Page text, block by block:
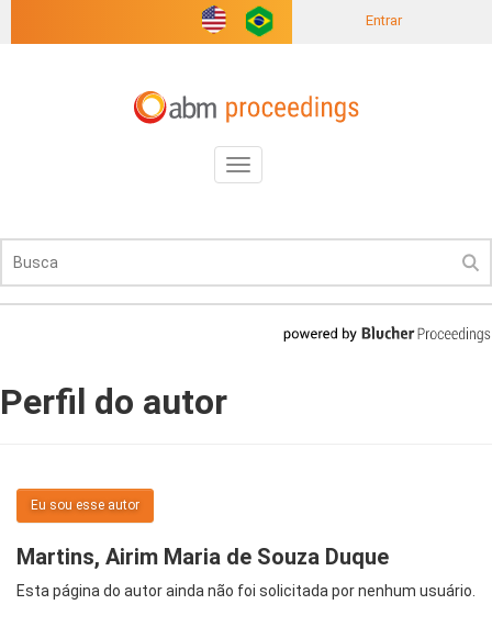
Entrar
Toggle
navigation
Perfil do autor
Eu sou esse autor
Martins, Airim Maria de Souza Duque
Esta página do autor ainda não foi solicitada por nenhum usuário.